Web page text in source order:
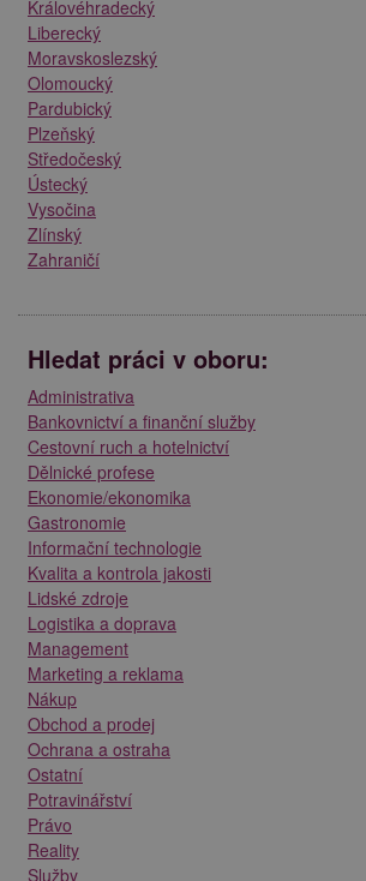
Královéhradecký
Liberecký
Moravskoslezský
Olomoucký
Pardubický
Plzeňský
Středočeský
Ústecký
Vysočina
Zlínský
Zahraničí
Hledat práci v oboru:
Administrativa
Bankovnictví a finanční služby
Cestovní ruch a hotelnictví
Dělnické profese
Ekonomie/ekonomika
Gastronomie
Informační technologie
Kvalita a kontrola jakosti
Lidské zdroje
Logistika a doprava
Management
Marketing a reklama
Nákup
Obchod a prodej
Ochrana a ostraha
Ostatní
Potravinářství
Právo
Reality
Služby